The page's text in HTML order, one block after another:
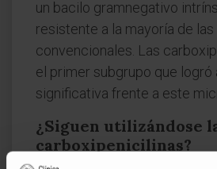
un bacilo gramnegativo
resistente a la mayoría de
convencionales. Las
el primer subgrupo que logró
significativa frente a este
¿Siguen utilizándose
carboxipenicilinas?